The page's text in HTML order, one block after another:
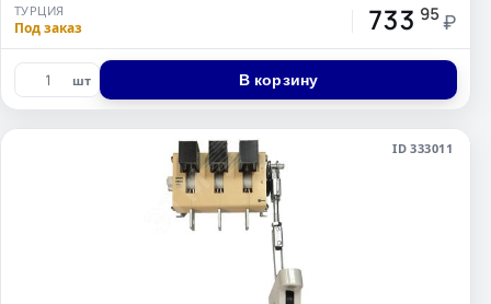
ТУРЦИЯ
Под заказ 733 95 ₽
шт В корзину
ID 333011